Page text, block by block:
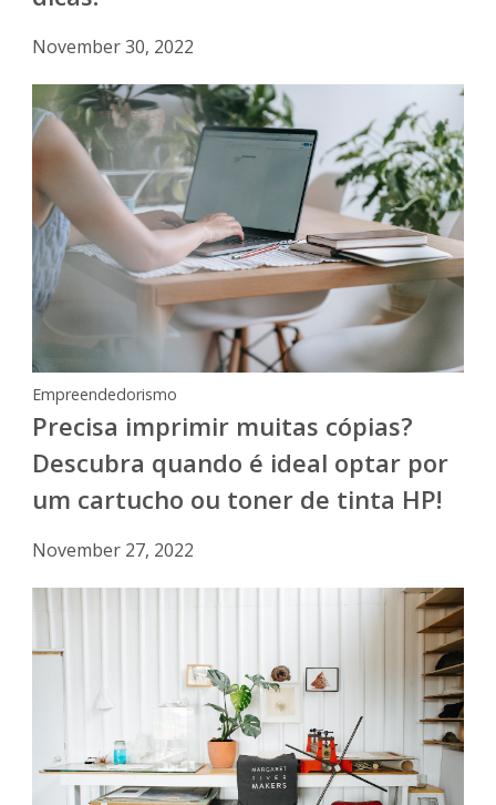
November 30, 2022
Empreendedorismo
Precisa imprimir muitas cópias?
Descubra quando é ideal optar por
um cartucho ou toner de tinta HP!
November 27, 2022